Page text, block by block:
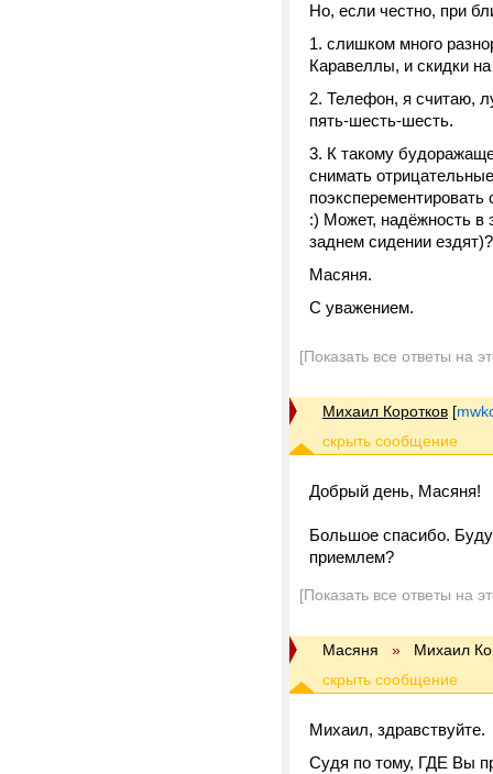
Но, если честно, при
1. слишком много
Каравеллы, и скидки
2. Телефон, я считаю,
пять-шесть-шесть.
3. К такому
снимать
:) Может, надёжность в
заднем сидении
Масяня.
С уважением.
[Показать все ответы на
Михаил Коротков [
Добрый день, Масяня!
Большое спасибо.
приемлем?
[Показать все ответы на
Масяня » Михаил
Михаил, здравствуйте.
Судя по тому, ГДЕ Вы